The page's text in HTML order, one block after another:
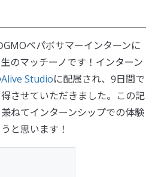
ペパボサマーインターンに
のマッチーノです！インターン
Alive Studioに配属され、9日間で
させていただきました。この記
ねてインターンシップでの体験
と思います！